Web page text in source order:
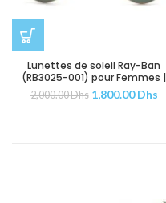
Lunettes de soleil Ray-Ban
(RB3025-001) pour Femmes |
Hommes
2,000.00Dhs 1,800.00Dhs